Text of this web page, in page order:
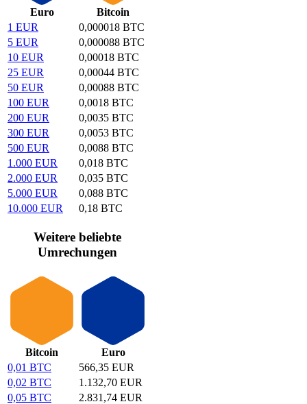
Euro
Bitcoin
1 EUR
0,000018 BTC
5 EUR
0,000088 BTC
10 EUR
0,00018 BTC
25 EUR
0,00044 BTC
50 EUR
0,00088 BTC
100 EUR
0,0018 BTC
200 EUR
0,0035 BTC
300 EUR
0,0053 BTC
500 EUR
0,0088 BTC
1.000 EUR
0,018 BTC
2.000 EUR
0,035 BTC
5.000 EUR
0,088 BTC
10.000 EUR
0,18 BTC
Weitere beliebte
Umrechungen
Bitcoin
Euro
0,01 BTC
566,35 EUR
0,02 BTC
1.132,70 EUR
0,05 BTC
2.831,74 EUR